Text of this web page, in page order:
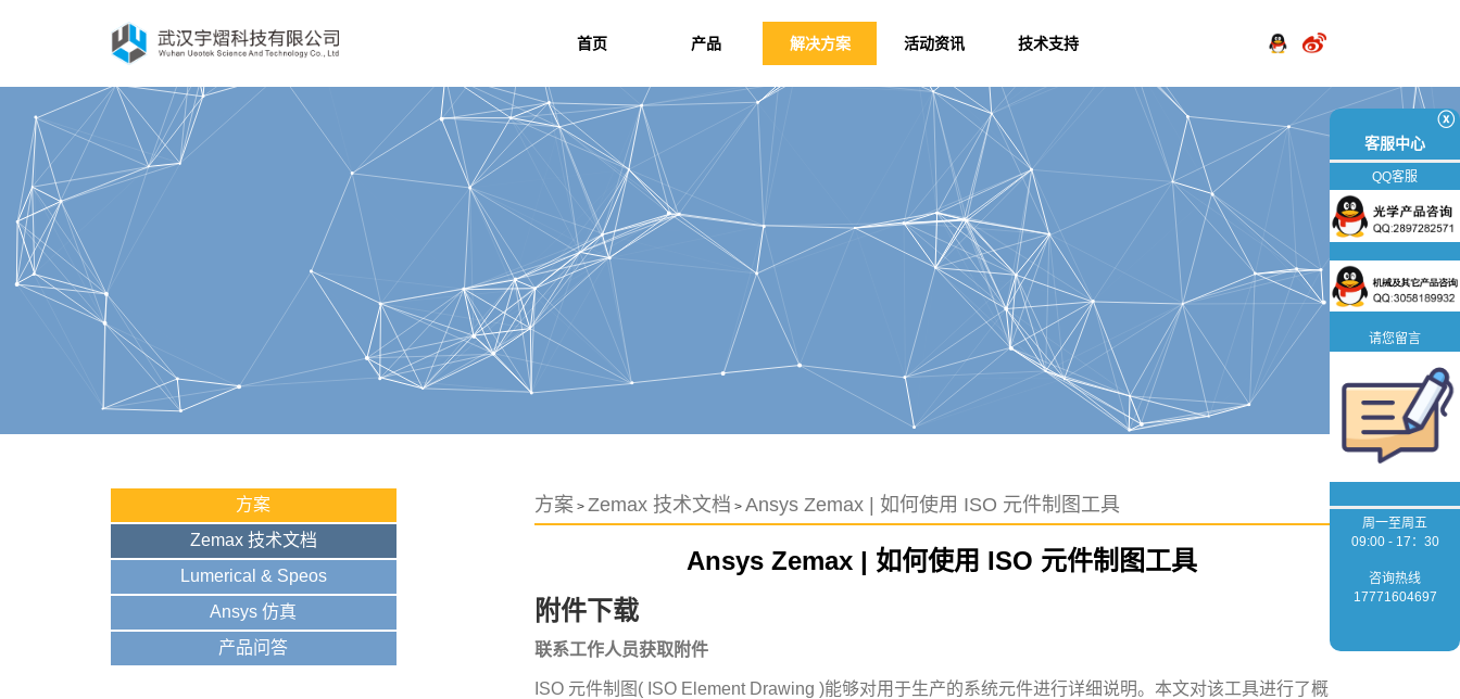
首页 产品 解决方案 活动资讯 技术支持
方案
Zemax 技术文档
Lumerical & Speos
Ansys 仿真
产品问答
方案 > Zemax 技术文档 > Ansys Zemax | 如何使用 ISO 元件制图工具
Ansys Zemax | 如何使用 ISO 元件制图工具
附件下载
联系工作人员获取附件
ISO 元件制图( ISO Element Drawing )能够对用于生产的系统元件进行详细说明。本文对该工具进行了概
ⓧ
客服中心
QQ客服
请您留言
周一至周五
09:00 - 17：30
咨询热线
17771604697